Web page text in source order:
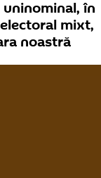
în
mixt,
noastră